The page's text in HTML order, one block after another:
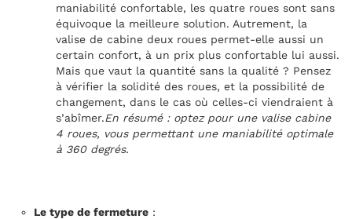
maniabilité confortable, les quatre roues sont sans
équivoque la meilleure solution. Autrement, la
valise de cabine deux roues permet-elle aussi un
certain confort, à un prix plus confortable lui aussi.
Mais que vaut la quantité sans la qualité ? Pensez
à vérifier la solidité des roues, et la possibilité de
changement, dans le cas où celles-ci viendraient à
s’abîmer.En résumé : optez pour une valise cabine
4 roues, vous permettant une maniabilité optimale
à 360 degrés.
Le type de fermeture :